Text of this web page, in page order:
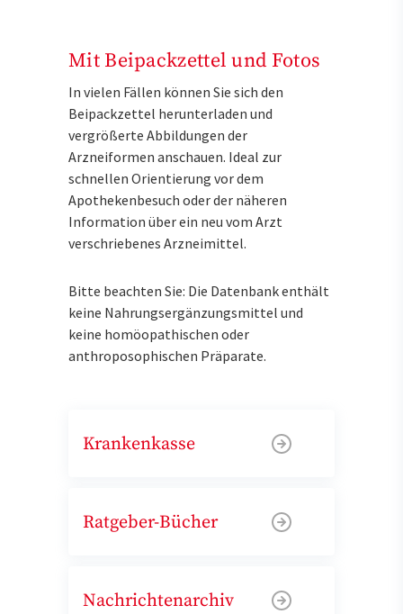
Mit Beipackzettel und Fotos
In vielen Fällen können Sie sich den
Beipackzettel herunterladen und
vergrößerte Abbildungen der
Arzneiformen anschauen. Ideal zur
schnellen Orientierung vor dem
Apothekenbesuch oder der näheren
Information über ein neu vom Arzt
verschriebenes Arzneimittel.
Bitte beachten Sie: Die Datenbank enthält
keine Nahrungsergänzungsmittel und
keine homöopathischen oder
anthroposophischen Präparate.
Krankenkasse
Ratgeber-Bücher
Nachrichtenarchiv